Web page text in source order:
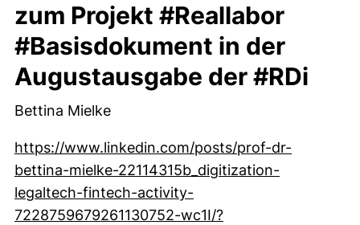
zum Projekt #Reallabor
#Basisdokument in der
Augustausgabe der #RDi
Bettina Mielke
https://www.linkedin.com/posts/prof-dr-
bettina-mielke-22114315b_digitization-
legaltech-fintech-activity-
7228759679261130752-wc1I/?